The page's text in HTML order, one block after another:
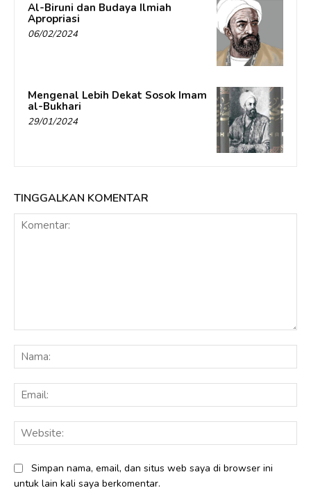
Al-Biruni dan Budaya Ilmiah
Apropriasi
06/02/2024
Mengenal Lebih Dekat Sosok Imam
al-Bukhari
29/01/2024
TINGGALKAN KOMENTAR
Simpan nama, email, dan situs web saya di browser ini
untuk lain kali saya berkomentar.